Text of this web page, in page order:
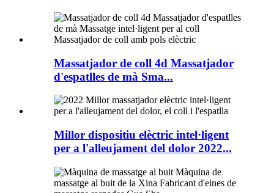
Massatjador de coll 4d Massatjador
d'espatlles de mà Sma...
Millor dispositiu elèctric intel·ligent
per a l'alleujament del dolor 2022...